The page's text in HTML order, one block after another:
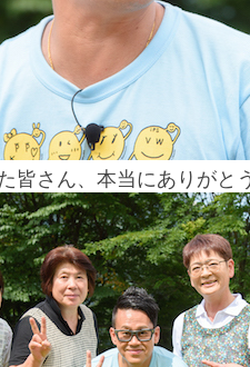
皆さん、本当にありがと